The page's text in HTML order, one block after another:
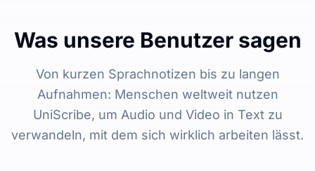
Was unsere Benutzer sagen
Von kurzen Sprachnotizen bis zu langen
Aufnahmen: Menschen weltweit nutzen
UniScribe, um Audio und Video in Text zu
verwandeln, mit dem sich wirklich arbeiten lässt.